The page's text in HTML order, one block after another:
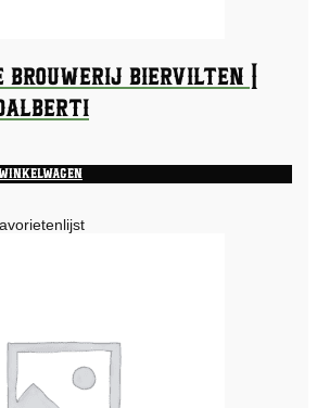
Brouwerij biervilten |